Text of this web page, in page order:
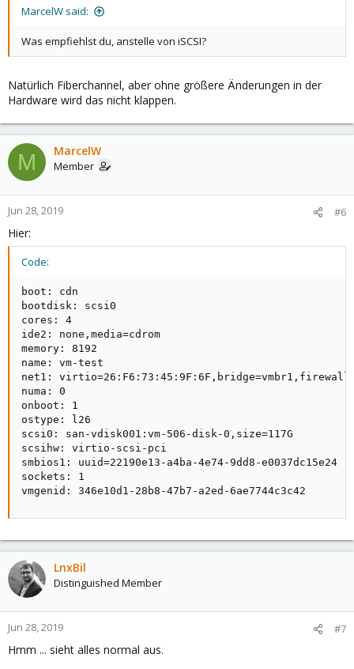
MarcelW said:
Was empfiehlst du, anstelle von iSCSI?
Natürlich Fiberchannel, aber ohne größere Änderungen in der
Hardware wird das nicht klappen.
M MarcelW
Member
Jun 28, 2019 #6
Hier:
Code:
boot: cdn
bootdisk: scsi0
cores: 4
ide2: none,media=cdrom
memory: 8192
name: vm-test
net1:
numa: 0
onboot: 1
ostype: l26
scsi0: san-vdisk001:vm-506-disk-0,size=117G
scsihw: virtio-scsi-pci
smbios1: uuid=22190e13-a4ba-4e74-9dd8-e0037dc15e24
sockets: 1
vmgenid: 346e10d1-28b8-47b7-a2ed-6ae7744c3c42
LnxBil
Distinguished Member
Jun 28, 2019 #7
Hmm ... sieht alles normal aus.